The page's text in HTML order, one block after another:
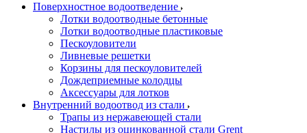
Поверхностное водоотведение
Лотки водоотводные бетонные
Лотки водоотводные пластиковые
Пескоуловители
Ливневые решетки
Корзины для пескоуловителей
Дождеприемные колодцы
Аксессуары для лотков
Внутренний водоотвод из стали
Трапы из нержавеющей стали
Настилы из оцинкованной стали Grent